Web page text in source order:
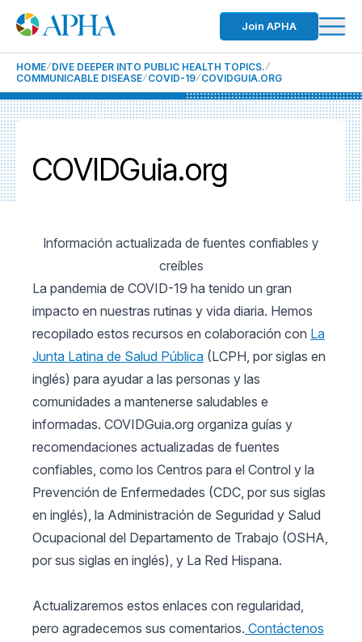
Join APHA
HOME DIVE DEEPER INTO PUBLIC HEALTH TOPICS.
COMMUNICABLE DISEASE COVID-19 COVIDGUIA.ORG
COVIDGuia.org
Información actualizada de fuentes confiables y
creíbles
La pandemia de COVID-19 ha tenido un gran
impacto en nuestras rutinas y vida diaria. Hemos
recopilado estos recursos en colaboración con La
Junta Latina de Salud Pública (LCPH, por siglas en
inglés) para ayudar a las personas y las
comunidades a mantenerse saludables e
informadas. COVIDGuia.org organiza guías y
recomendaciones actualizadas de fuentes
confiables, como los Centros para el Control y la
Prevención de Enfermedades (CDC, por sus siglas
en inglés), la Administración de Seguridad y Salud
Ocupacional del Departamento de Trabajo (OSHA,
por sus siglas en inglés), y La Red Hispana.
Actualizaremos estos enlaces con regularidad,
pero agradecemos sus comentarios. Contáctenos